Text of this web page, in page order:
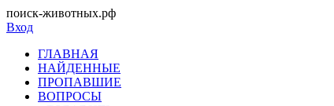
поиск-животных.рф
Вход
ГЛАВНАЯ
НАЙДЕННЫЕ
ПРОПАВШИЕ
ВОПРОСЫ